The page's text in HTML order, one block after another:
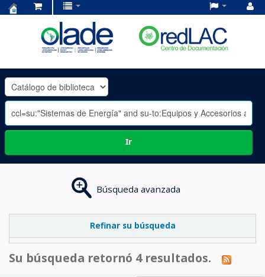
OLADE
-
Ir
Búsqueda avanzada
Refinar su búsqueda
Su búsqueda retornó 4 resultados.